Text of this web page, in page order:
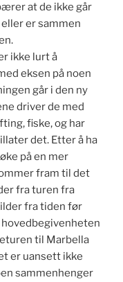
at de ikke går
er sammen
ikke lurt å
eksen på noen
går i den ny
driver de med
fiske, og har
det. Etter å ha
på en mer
fram til det
fra turen fra
fra tiden før
til Marbella
er uansett ikke
sammenhenger